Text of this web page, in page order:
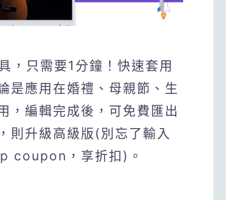
，只需要1分鐘！快速套用
是應用在婚禮、母親節、生
，編輯完成後，可免費匯出
則升級高級版(別忘了輸入
coupon，享折扣)。